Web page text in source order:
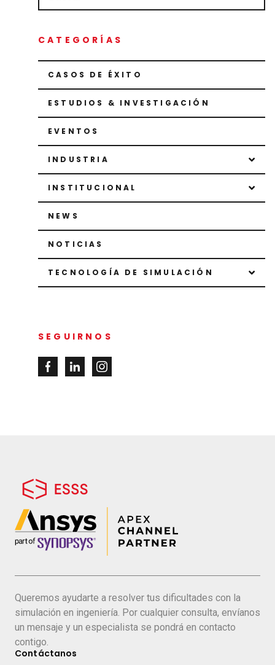
CATEGORÍAS
CASOS DE ÉXITO
ESTUDIOS & INVESTIGACIÓN
EVENTOS
INDUSTRIA
INSTITUCIONAL
NEWS
NOTICIAS
TECNOLOGÍA DE SIMULACIÓN
SEGUIRNOS
Queremos ayudarte a resolver tus dificultades con la
simulación en ingeniería. Por cualquier consulta, envíanos
un mensaje y un especialista se pondrá en contacto
contigo.
Contáctanos